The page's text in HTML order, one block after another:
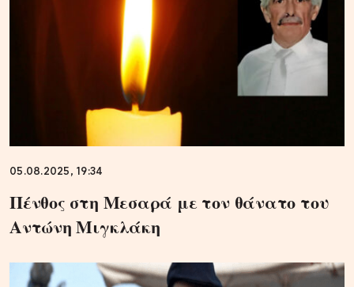
05.08.2025, 19:34
Πένθος στη Μεσαρά με τον θάνατο του
Αντώνη Μιγκλάκη